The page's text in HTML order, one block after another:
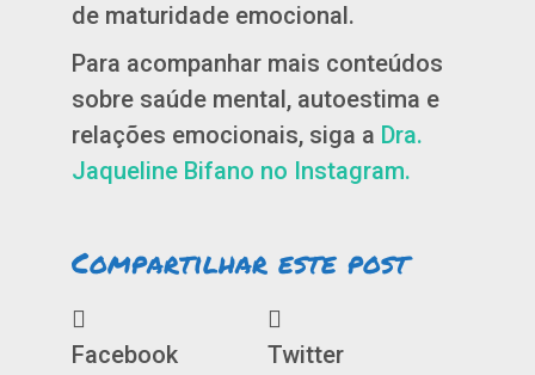
de maturidade emocional.
Para acompanhar mais conteúdos
sobre saúde mental, autoestima e
relações emocionais, siga a Dra.
Jaqueline Bifano no Instagram.
Compartilhar este post
Facebook Twitter